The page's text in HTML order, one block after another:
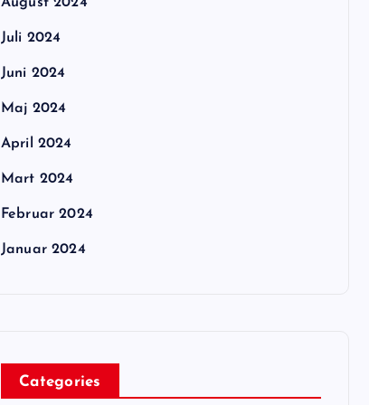
Juli 2024
Juni 2024
Maj 2024
April 2024
Mart 2024
Februar 2024
Januar 2024
Categories